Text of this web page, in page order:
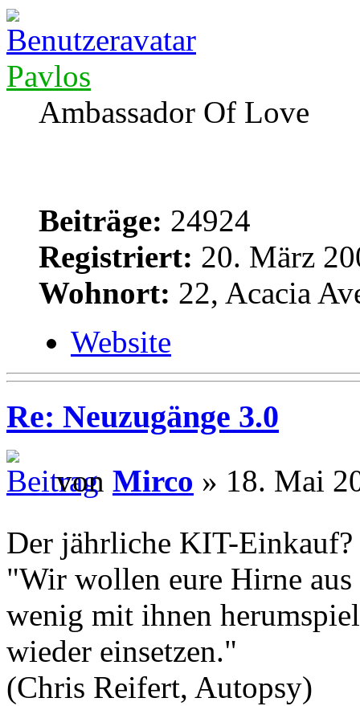
Pavlos
Ambassador Of Love
Beiträge: 24924
Registriert: 20. März
Wohnort: 22, Acacia
Website
Re: Neuzugänge 3.0
von Mirco » 18. Mai
Der jährliche KIT-Einkauf?
"Wir wollen eure Hirne aus
wenig mit ihnen
wieder einsetzen."
(Chris Reifert, Autopsy)